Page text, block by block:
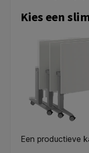
Kies een
Een productieve